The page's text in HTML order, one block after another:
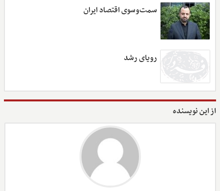
سمت‌وسوی اقتصاد ایران
رویای رشد
از این نویسنده